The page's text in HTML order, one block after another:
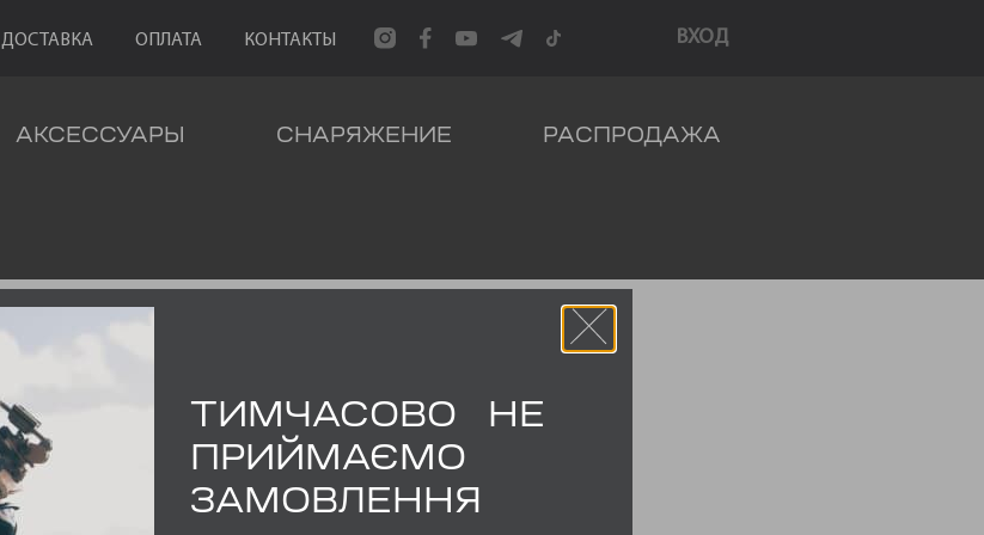
ДОСТАВКА ОПЛАТА КОНТАКТЫ ВХОД
АКСЕССУАРЫ СНАРЯЖЕНИЕ РАСПРОДАЖА
ШЕВРОН ОБЩЕВОЙСКОВОЙ
ТИМЧАСОВО НЕ
ПРИЙМАЄМО
ЗАМОВЛЕННЯ